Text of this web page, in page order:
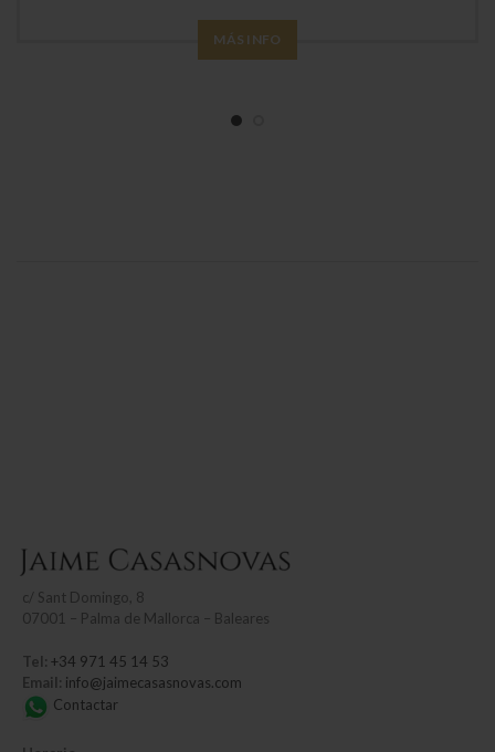
MÁS INFO
c/ Sant Domingo, 8
07001 – Palma de Mallorca – Baleares
Tel: +34 971 45 14 53
Email: info@jaimecasasnovas.com
Contactar